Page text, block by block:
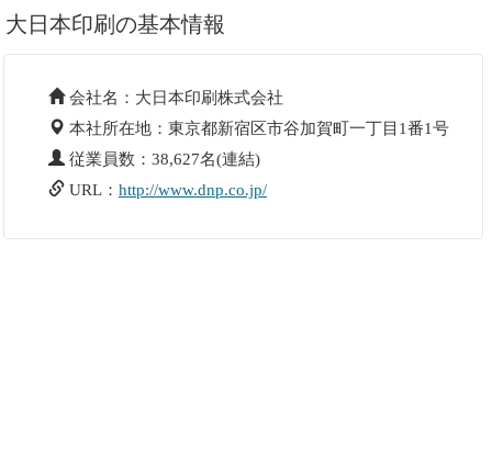
大日本印刷の基本情報
会社名：大日本印刷株式会社
本社所在地：東京都新宿区市谷加賀町一丁目1番1号
従業員数：38,627名(連結)
URL： http://www.dnp.co.jp/